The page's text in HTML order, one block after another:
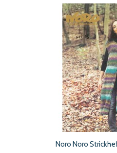
Noro Noro